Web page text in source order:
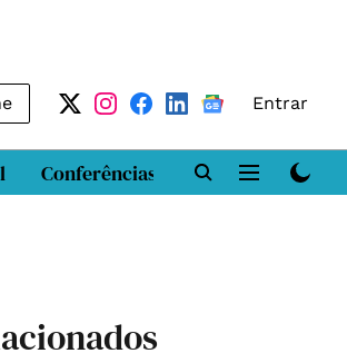
Entrar
Conferências DN LAB